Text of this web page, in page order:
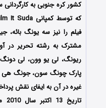
فیلم را نیز سه یونگ بائه،
مشترکبه رشته تحریر در
ریونگ، لی یو وون، لی
پارک چونگ سون، جونگ هی
غیره در آن به ایفای نقش